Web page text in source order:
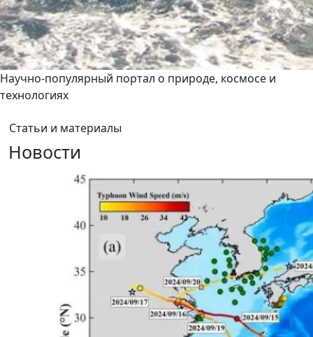
Научно-популярный портал о природе, космосе и
технологиях
Статьи и материалы
Новости